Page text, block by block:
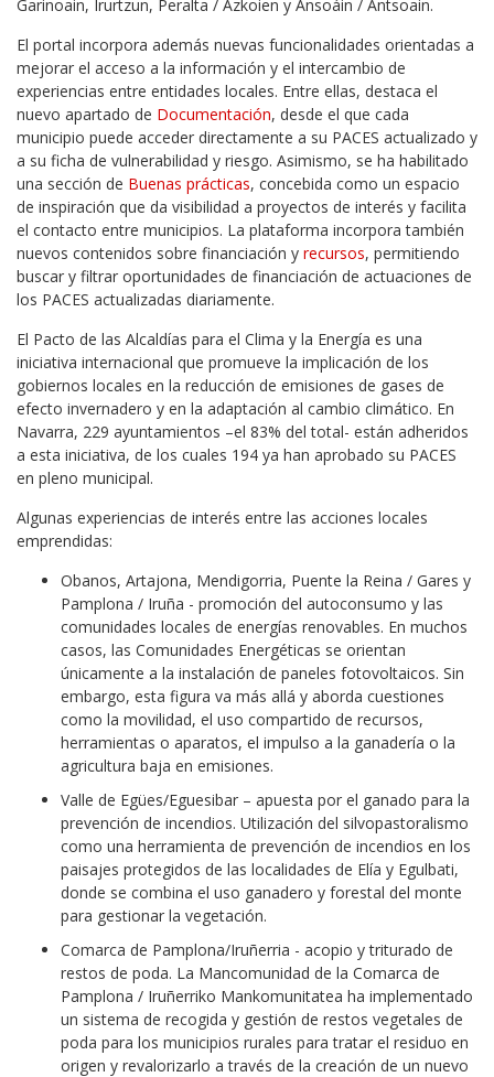
Garinoain, Irurtzun, Peralta / Azkoien y Ansoáin / Antsoain.
El portal incorpora además nuevas funcionalidades orientadas a
mejorar el acceso a la información y el intercambio de
experiencias entre entidades locales. Entre ellas, destaca el
nuevo apartado de Documentación, desde el que cada
municipio puede acceder directamente a su PACES actualizado y
a su ficha de vulnerabilidad y riesgo. Asimismo, se ha habilitado
una sección de Buenas prácticas, concebida como un espacio
de inspiración que da visibilidad a proyectos de interés y facilita
el contacto entre municipios. La plataforma incorpora también
nuevos contenidos sobre financiación y recursos, permitiendo
buscar y filtrar oportunidades de financiación de actuaciones de
los PACES actualizadas diariamente.
El Pacto de las Alcaldías para el Clima y la Energía es una
iniciativa internacional que promueve la implicación de los
gobiernos locales en la reducción de emisiones de gases de
efecto invernadero y en la adaptación al cambio climático. En
Navarra, 229 ayuntamientos –el 83% del total- están adheridos
a esta iniciativa, de los cuales 194 ya han aprobado su PACES
en pleno municipal.
Algunas experiencias de interés entre las acciones locales
emprendidas:
Obanos, Artajona, Mendigorria, Puente la Reina / Gares y
Pamplona / Iruña - promoción del autoconsumo y las
comunidades locales de energías renovables. En muchos
casos, las Comunidades Energéticas se orientan
únicamente a la instalación de paneles fotovoltaicos. Sin
embargo, esta figura va más allá y aborda cuestiones
como la movilidad, el uso compartido de recursos,
herramientas o aparatos, el impulso a la ganadería o la
agricultura baja en emisiones.
Valle de Egües/Eguesibar – apuesta por el ganado para la
prevención de incendios. Utilización del silvopastoralismo
como una herramienta de prevención de incendios en los
paisajes protegidos de las localidades de Elía y Egulbati,
donde se combina el uso ganadero y forestal del monte
para gestionar la vegetación.
Comarca de Pamplona/Iruñerria - acopio y triturado de
restos de poda. La Mancomunidad de la Comarca de
Pamplona / Iruñerriko Mankomunitatea ha implementado
un sistema de recogida y gestión de restos vegetales de
poda para los municipios rurales para tratar el residuo en
origen y revalorizarlo a través de la creación de un nuevo